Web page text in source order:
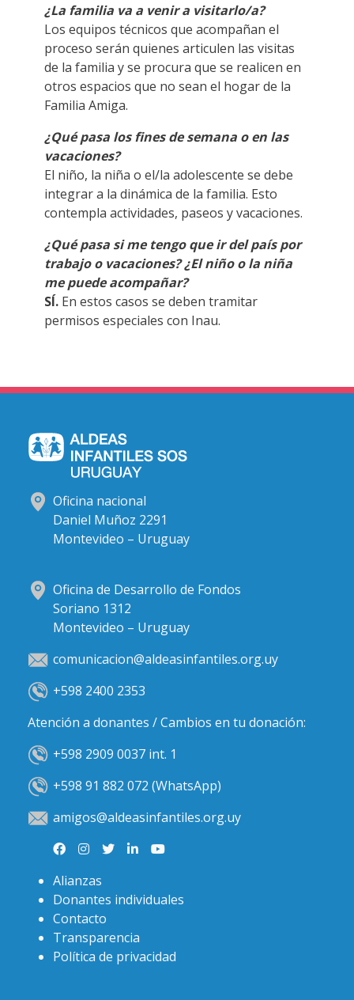
¿La familia va a venir a visitarlo/a?
Los equipos técnicos que acompañan el
proceso serán quienes articulen las visitas
de la familia y se procura que se realicen en
otros espacios que no sean el hogar de la
Familia Amiga.
¿Qué pasa los fines de semana o en las
vacaciones?
El niño, la niña o el/la adolescente se debe
integrar a la dinámica de la familia. Esto
contempla actividades, paseos y vacaciones.
¿Qué pasa si me tengo que ir del país por
trabajo o vacaciones? ¿El niño o la niña
me puede acompañar?
SÍ. En estos casos se deben tramitar
permisos especiales con Inau.
Oficina nacional
Daniel Muñoz 2291
Montevideo – Uruguay
Oficina de Desarrollo de Fondos
Soriano 1312
Montevideo – Uruguay
comunicacion@aldeasinfantiles.org.uy
+598 2400 2353
Atención a donantes / Cambios en tu donación:
+598 2909 0037 int. 1
+598 91 882 072 (WhatsApp)
amigos@aldeasinfantiles.org.uy
Alianzas
Donantes individuales
Contacto
Transparencia
Política de privacidad